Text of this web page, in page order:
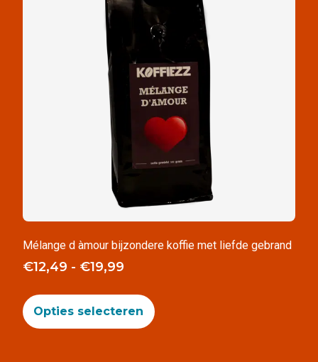
Mélange d àmour bijzondere koffie met liefde gebrand
€12,49 - €19,99
Opties selecteren